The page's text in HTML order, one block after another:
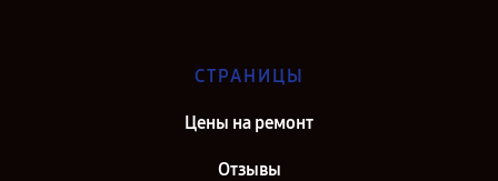
СТРАНИЦЫ
Цены на ремонт
Отзывы